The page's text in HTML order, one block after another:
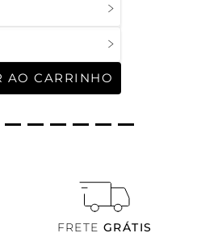
AO CARRINHO
FRETE GRÁTIS